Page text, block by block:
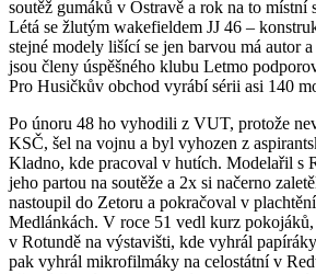
soutěž gumáků v Ostravě a rok na to místní
Létá se žlutým wakefieldem JJ 46 –
stejné modely lišící se jen barvou má autor
jsou členy úspěšného klubu Letmo
Pro Husičkův obchod vyrábí sérii asi 140
Po únoru 48 ho vyhodili z VUT, protože
KSČ, šel na vojnu a byl vyhozen z
Kladno, kde pracoval v hutích. Modelařil s
jeho partou na soutěže a 2x si načerno
nastoupil do Zetoru a pokračoval v
Medlánkách. V roce 51 vedl kurz
v Rotundě na výstavišti, kde vyhrál
pak vyhrál mikrofilmáky na celostátní v